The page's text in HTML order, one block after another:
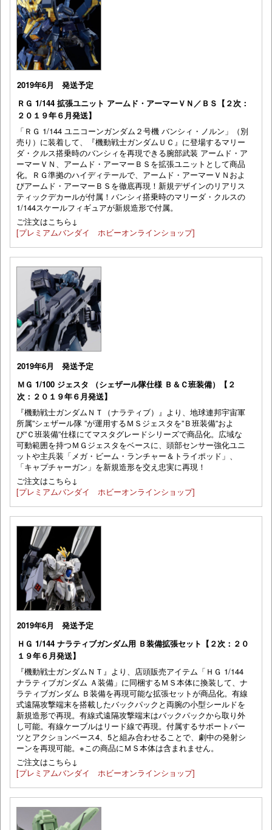
2019年6月 発送予定
ＲＧ 1/144 拡張ユニット アームド・アーマーＶＮ／ＢＳ【２次：
２０１９年６月発送】
「ＲＧ 1/144 ユニコーンガンダム２号機 バンシィ・ノルン」（別
売り）に装着して、『機動戦士ガンダムＵＣ』に登場するマリー
ダ・クルス搭乗時のバンシィを再現できる腕部武装 アームド・ア
ーマーＶＮ、アームド・アーマーＢＳを拡張ユニットとして商品
化。ＲＧ準拠のハイディテールで、アームド・アーマーＶＮおよ
びアームド・アーマーＢＳを徹底再現！新規デザインのリアリス
ティックデカールが付属！バンシィ搭乗時のマリーダ・クルスの
1/144スケールフィギュアが新規造形で付属。
ご注文はこちら↓
[プレミアムバンダイ ホビーオンラインショップ]
2019年6月 発送予定
ＭＧ 1/100 ジェスタ （シェザール隊仕様 Ｂ＆Ｃ班装備）【２
次：２０１９年６月発送】
『機動戦士ガンダムＮＴ（ナラティブ）』より、地球連邦宇宙軍
所属”シェザール隊 ”が運用するＭＳジェスタを”Ｂ班装備”およ
び”Ｃ班装備”仕様にてマスタグレードシリーズで商品化。広域な
可動範囲を持つＭＧジェスタをベースに、頭部センサー強化ユニ
ットや主兵装「メガ・ビーム・ランチャー＆トライポッド」、
「キャプチャーガン」を新規造形を交え忠実に再現！
ご注文はこちら↓
[プレミアムバンダイ ホビーオンラインショップ]
2019年6月 発送予定
ＨＧ 1/144 ナラティブガンダム用 Ｂ装備拡張セット【２次：２０
１９年６月発送】
『機動戦士ガンダムＮＴ』より、店頭販売アイテム「ＨＧ 1/144
ナラティブガンダム Ａ装備」に同梱するＭＳ本体に換装して、ナ
ラティブガンダム Ｂ装備を再現可能な拡張セットが商品化。有線
式遠隔攻撃端末を搭載したバックパックと両腕の小型シールドを
新規造形で再現。有線式遠隔攻撃端末はバックパックから取り外
し可能。有線ケーブルはリード線で再現。付属するサポートパー
ツとアクションベース4、5と組み合わせることで、劇中の発射シ
ーンを再現可能。※この商品にＭＳ本体は含まれません。
ご注文はこちら↓
[プレミアムバンダイ ホビーオンラインショップ]